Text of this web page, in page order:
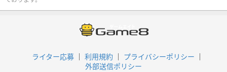
ライター応募 利用規約
プライバシーポリシー
外部送信ポリシー